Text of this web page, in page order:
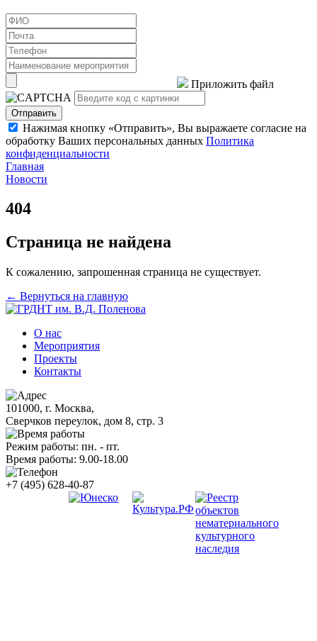
Приложить файл
Отправить
Нажимая кнопку «Отправить», Вы выражаете согласие на
обработку Ваших персональных данных Политика
конфиденциальности
Главная
Новости
404
Страница не найдена
К сожалению, запрошенная страница не существует.
← Вернуться на главную
О нас
Мероприятия
Проекты
Контакты
101000, г. Москва,
Сверчков переулок, дом 8, стр. 3
Режим работы: пн. - пт.
Время работы: 9.00-18.00
+7 (495) 628-40-87